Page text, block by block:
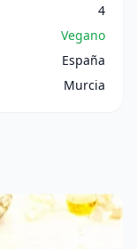
4
Vegano
España
Murcia